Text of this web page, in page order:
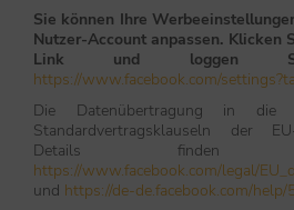
Sie können Ihre
Nutzer-Account anpassen. Klicken
Link und loggen
https://www.facebook.com/
Die Datenübertragung in
Standardvertragsklauseln der
Details
https://www.facebook.com/legal/
und https://de-de.facebook.com/